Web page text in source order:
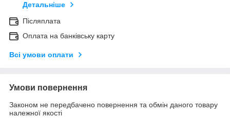
Детальніше
Післяплата
Оплата на банківську карту
Всі умови оплати
Умови повернення
Законом не передбачено повернення та обмін даного товару
належної якості